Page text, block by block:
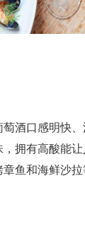
酒口感明快、
拥有高酸能
鱼和海鲜沙